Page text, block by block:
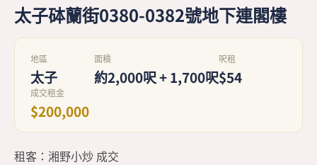
太子砵蘭街0380-0382號地下連閣樓
地區
太子
面積
約2,000呎 + 1,700呎
呎租
$54
成交租金
$200,000
租客：湘野小炒 成交